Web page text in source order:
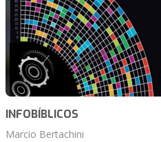
INFOBÍBLICOS
Marcio Bertachini